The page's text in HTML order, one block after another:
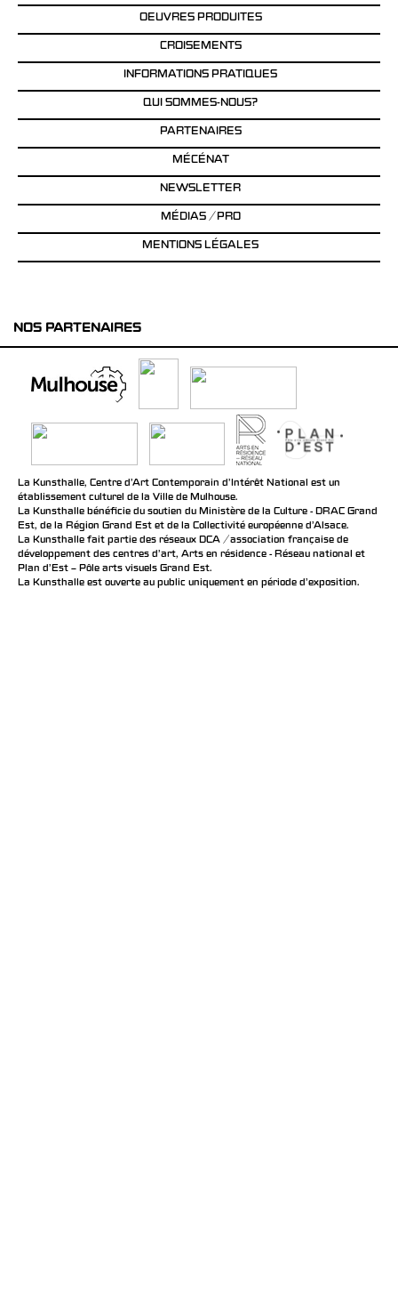
OEUVRES PRODUITES
CROISEMENTS
INFORMATIONS PRATIQUES
QUI SOMMES-NOUS?
PARTENAIRES
MÉCÉNAT
NEWSLETTER
MÉDIAS / PRO
MENTIONS LÉGALES
NOS PARTENAIRES
La Kunsthalle, Centre d’Art Contemporain d’Intérêt National est un
établissement culturel de la Ville de Mulhouse.
La Kunsthalle bénéficie du soutien du Ministère de la Culture - DRAC Grand
Est, de la Région Grand Est et de la Collectivité européenne d’Alsace.
La Kunsthalle fait partie des réseaux DCA / association française de
développement des centres d'art, Arts en résidence - Réseau national et
Plan d’Est – Pôle arts visuels Grand Est.
La Kunsthalle est ouverte au public uniquement en période d'exposition.